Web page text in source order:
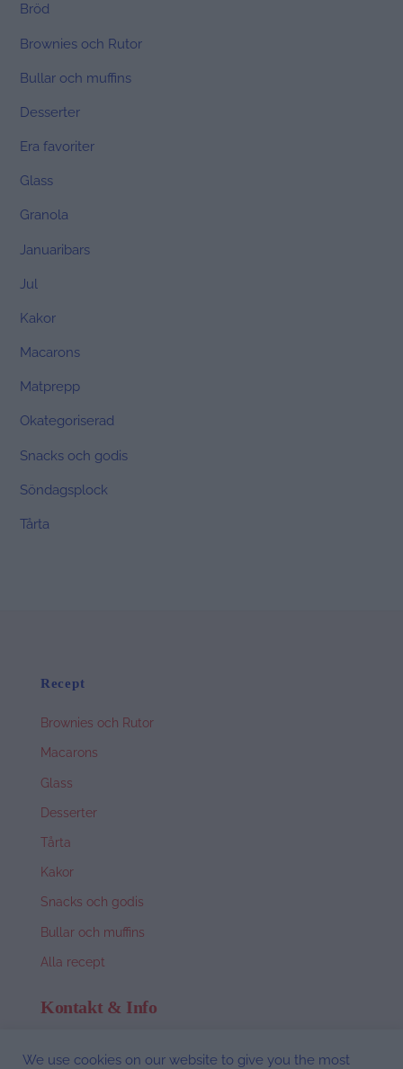
Bröd
Brownies och Rutor
Bullar och muffins
Desserter
Era favoriter
Glass
Granola
Januaribars
Jul
Kakor
Macarons
Matprepp
Okategoriserad
Snacks och godis
Söndagsplock
Tårta
Recept
Brownies och Rutor
Macarons
Glass
Desserter
Tårta
Kakor
Snacks och godis
Bullar och muffins
Alla recept
Kontakt & Info
We use cookies on our website to give you the most